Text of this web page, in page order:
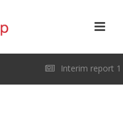
Interim report 1